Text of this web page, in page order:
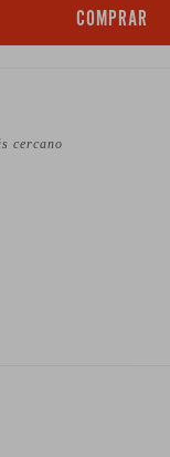
COMPRAR
cercano